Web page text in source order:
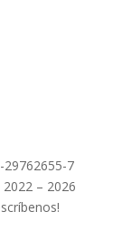
7
– 2026